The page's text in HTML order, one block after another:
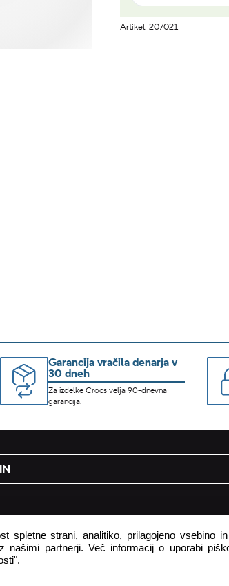
Artikel: 207021
Garancija vračila denarja v
30 dneh
Za izdelke Crocs velja 90-dnevna
garancija.
o podjetju
spletne strani, analitiko, prilagojeno vsebino
partnerji. Več informacij o uporabi